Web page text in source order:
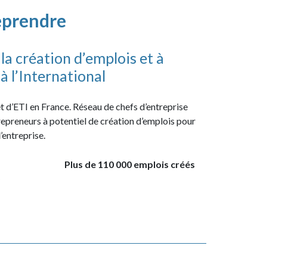
création d’emplois et à
l’International
en France. Réseau de chefs d’entreprise
à potentiel de création d’emplois pour
Plus de 110 000 emplois créés